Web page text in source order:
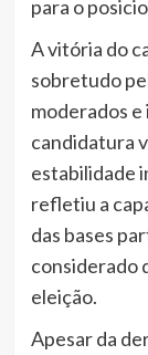
para o
A vitória do
sobretudo
moderados
candidatura
estabilidade
refletiu a
das bases
considerado
eleição.
Apesar da